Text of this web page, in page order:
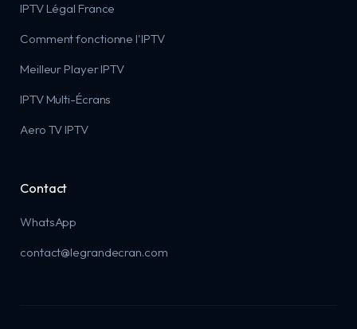
IPTV Légal France
Comment fonctionne l'IPTV
Meilleur Player IPTV
IPTV Multi-Écrans
Aero TV IPTV
Contact
WhatsApp
contact@legrandecran.com